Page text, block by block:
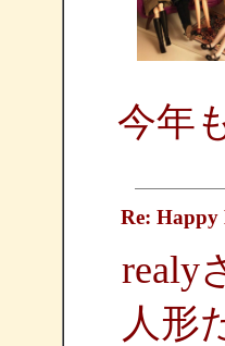
今年
Re:
realy
人形